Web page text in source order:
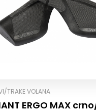
TRAKE VOLANA
ERGO MAX